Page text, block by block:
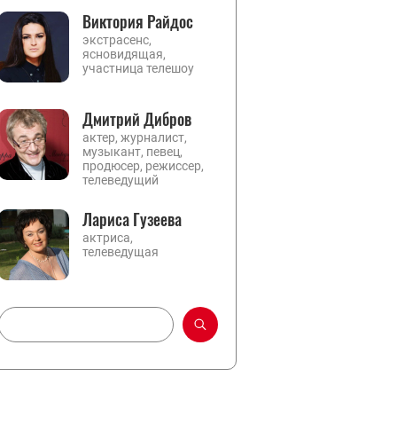
Виктория Райдос
экстрасенс,
ясновидящая,
участница телешоу
Дмитрий Дибров
актер, журналист,
музыкант, певец,
продюсер, режиссер,
телеведущий
Лариса Гузеева
актриса,
телеведущая